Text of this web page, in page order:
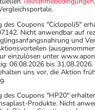
des Coupons "Ciclopoli5"
Nicht anwendbar auf
und
einzulösen unter
06.08.2026 bis
uns vor, die Aktion
des Coupons "HP20"
Produkte. Nicht